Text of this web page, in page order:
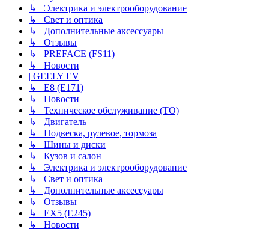
↳ Электрика и электрооборудование
↳ Свет и оптика
↳ Дополнительные аксессуары
↳ Отзывы
↳ PREFACE (FS11)
↳ Новости
| GEELY EV
↳ E8 (E171)
↳ Новости
↳ Техническое обслуживание (ТО)
↳ Двигатель
↳ Подвеска, рулевое, тормоза
↳ Шины и диски
↳ Кузов и салон
↳ Электрика и электрооборудование
↳ Свет и оптика
↳ Дополнительные аксессуары
↳ Отзывы
↳ EX5 (E245)
↳ Новости